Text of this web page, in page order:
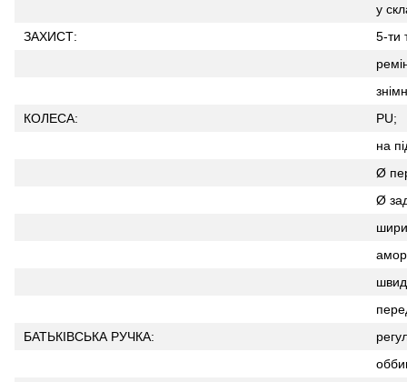
у
ЗАХИСТ:
5-ти
КОЛЕСА:
PU;
на
Ø
Ø
БАТЬКІВСЬКА РУЧКА: